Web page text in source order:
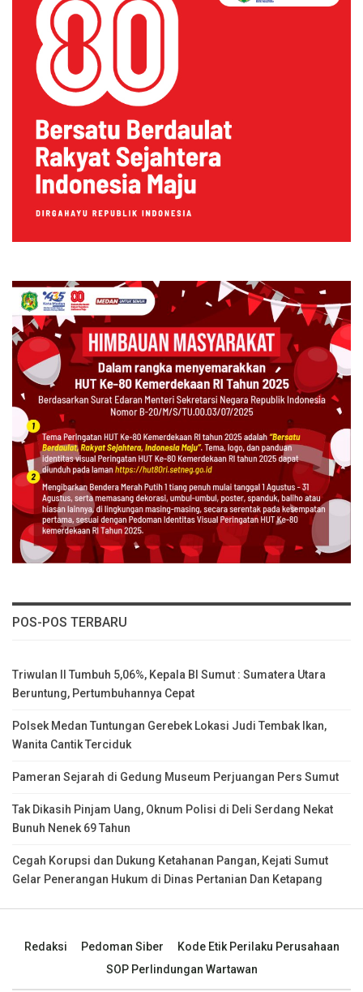
POS-POS TERBARU
Triwulan II Tumbuh 5,06%, Kepala BI Sumut : Sumatera Utara
Beruntung, Pertumbuhannya Cepat
Polsek Medan Tuntungan Gerebek Lokasi Judi Tembak Ikan,
Wanita Cantik Terciduk
Pameran Sejarah di Gedung Museum Perjuangan Pers Sumut
Tak Dikasih Pinjam Uang, Oknum Polisi di Deli Serdang Nekat
Bunuh Nenek 69 Tahun
Cegah Korupsi dan Dukung Ketahanan Pangan, Kejati Sumut
Gelar Penerangan Hukum di Dinas Pertanian Dan Ketapang
Redaksi Pedoman Siber
Kode Etik Perilaku Perusahaan
SOP Perlindungan Wartawan